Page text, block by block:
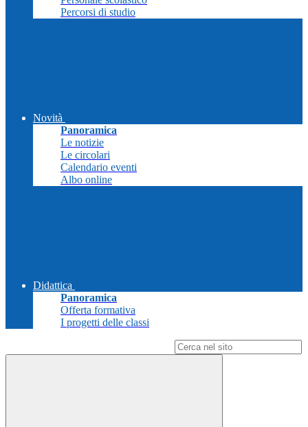
Percorsi di studio
Novità
Panoramica
Le notizie
Le circolari
Calendario eventi
Albo online
Didattica
Panoramica
Offerta formativa
I progetti delle classi